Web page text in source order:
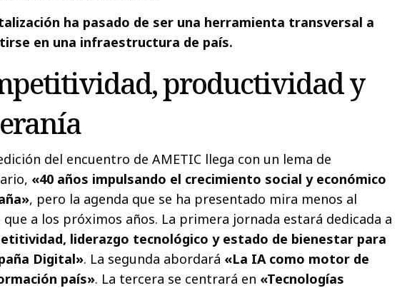
ha pasado de ser una herramienta transversal a
en una infraestructura de país.
productividad y
del encuentro de AMETIC llega con un lema de
«40 años impulsando el crecimiento social y económico
, pero la agenda que se ha presentado mira menos al
que a los próximos años. La primera jornada estará dedicada a
liderazgo tecnológico y estado de bienestar para
Digital». La segunda abordará «La IA como motor de
país». La tercera se centrará en «Tecnologías